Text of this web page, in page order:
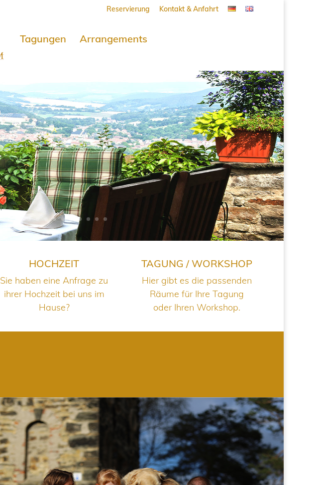
Reservierung Kontakt & Anfahrt
Tagungen Arrangements
HOCHZEIT
Sie haben eine Anfrage zu
ihrer Hochzeit bei uns im
Hause?
TAGUNG / WORKSHOP
Hier gibt es die passenden
Räume für Ihre Tagung
oder Ihren Workshop.